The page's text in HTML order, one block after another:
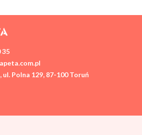
35
ul. Polna 129, 87-100 Toruń